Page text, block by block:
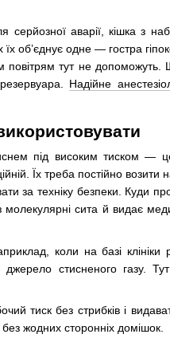
серйозної аварії, кішка з
об’єднує одне — гостра
повітрям тут не
Надійне
під високим тиском —
Їх треба постійно
за техніку безпеки. Куди
сита й видає
коли на базі клініки
джерело стисненого газу.
тиск без стрибків і
жодних сторонніх домішок.